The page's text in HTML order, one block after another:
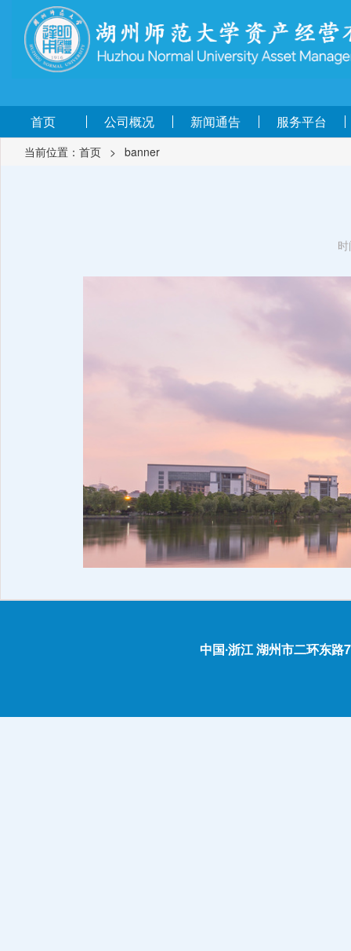
首页 公司概况 新闻通告 服务平台
当前位置： 首页 > banner
中国∙浙江 湖州市二环东